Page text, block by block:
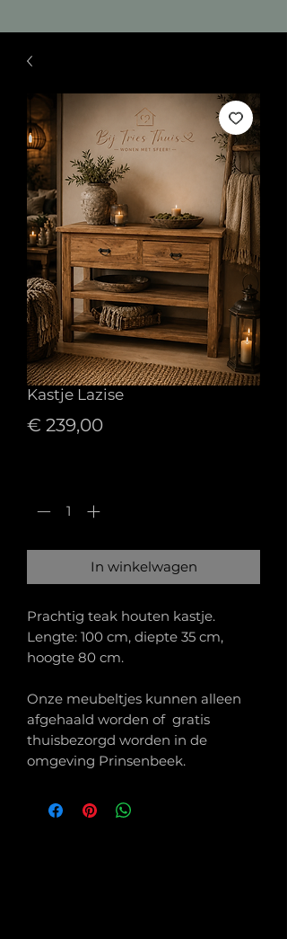
Kastje Lazise
€ 239,00Prijs
In winkelwagen
Prachtig teak houten kastje.
Lengte: 100 cm, diepte 35 cm,
hoogte 80 cm.
Onze meubeltjes kunnen alleen
afgehaald worden of gratis
thuisbezorgd worden in de
omgeving Prinsenbeek.